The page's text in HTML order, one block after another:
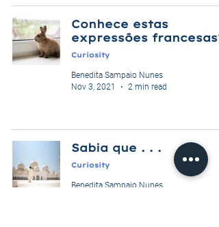
Conhece estas
expressões francesas?
Curiosity
Benedita Sampaio Nunes
Nov 3, 2021
2 min read
Sabia que . . .
Curiosity
Benedita Sampaio Nunes